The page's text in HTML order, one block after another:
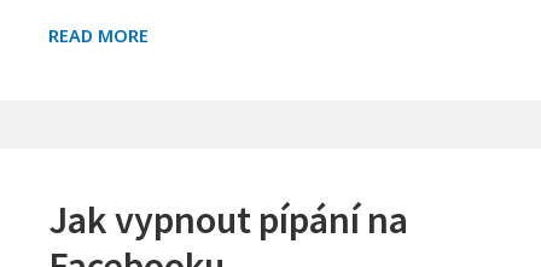
READ MORE
Jak vypnout pípání na